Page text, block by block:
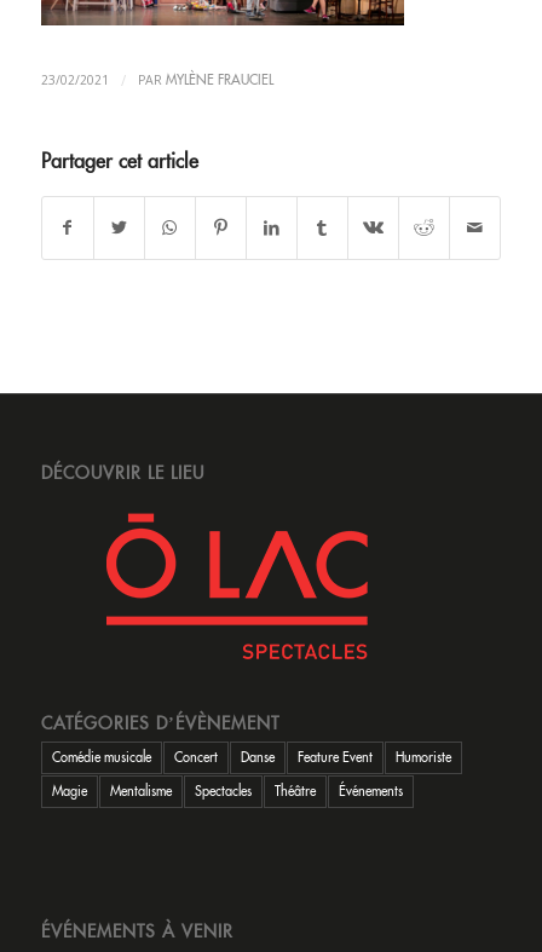
23/02/2021 / PAR MYLÈNE FRAUCIEL
Partager cet article
DÉCOUVRIR LE LIEU
CATÉGORIES D’ÉVÈNEMENT
Comédie musicale Concert Danse Feature Event
Humoriste
Magie
Mentalisme Spectacles Théâtre Événements
ÉVÉNEMENTS À VENIR